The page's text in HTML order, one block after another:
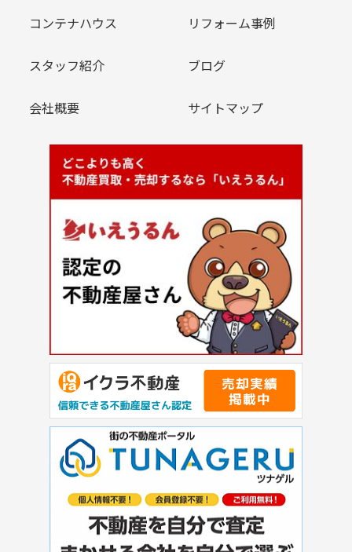
コンテナハウス リフォーム事例
スタッフ紹介 ブログ
会社概要 サイトマップ